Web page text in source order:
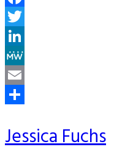
Facebook
Twitter
LinkedIn
MeWe
Email
Jessica Fuchs